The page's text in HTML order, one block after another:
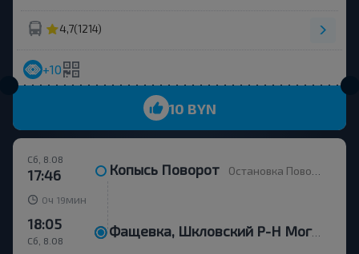
4,7(1214)
+10
10 BYN
Сб, 8.08
17:46 Копысь Поворот Остановка Поворот на Копысь
0ч 19 мин
Сб, 8.08
18:05 Фащевка, Шкловский Р-Н Могилевская Обл. Беларусь